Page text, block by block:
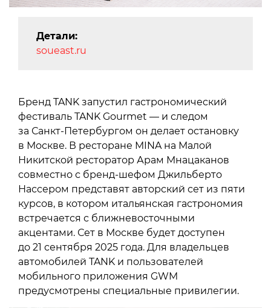
Детали:
soueast.ru
Бренд TANK запустил гастрономический
фестиваль TANK Gourmet — и следом
за Санкт-Петербургом он делает остановку
в Москве. В ресторане MINA на Малой
Никитской ресторатор Арам Мнацаканов
совместно с бренд-шефом Джильберто
Нассером представят авторский сет из пяти
курсов, в котором итальянская гастрономия
встречается с ближневосточными
акцентами. Сет в Москве будет доступен
до 21 сентября 2025 года. Для владельцев
автомобилей TANK и пользователей
мобильного приложения GWM
предусмотрены специальные привилегии.